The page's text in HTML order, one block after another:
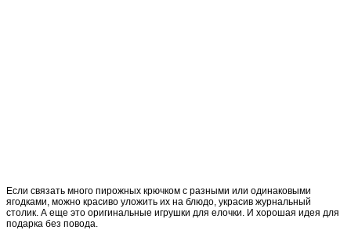
Если связать много пирожных крючком с разными или одинаковыми
ягодками, можно красиво уложить их на блюдо, украсив журнальный
столик. А еще это оригинальные игрушки для елочки. И хорошая идея для
подарка без повода.